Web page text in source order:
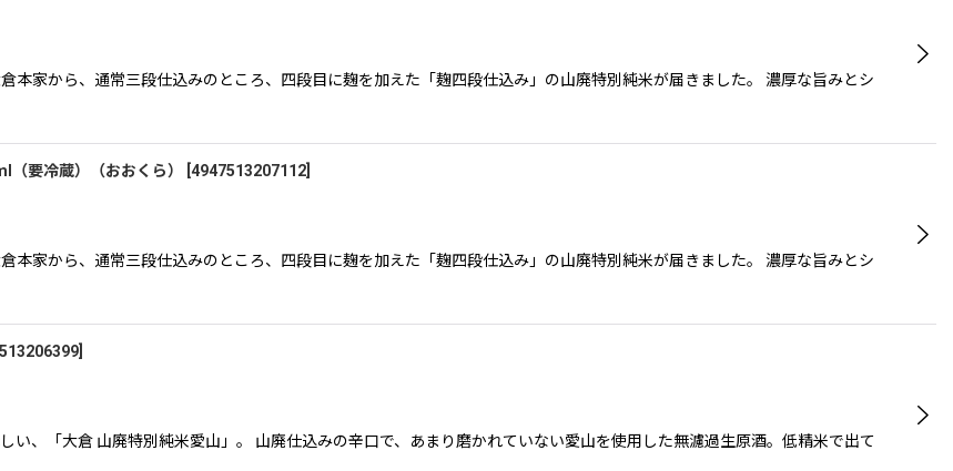
本家から、通常三段仕込みのところ、四段目に麹を加えた「麹四段仕込み」の山廃特別純米が届きました。 濃厚な旨みとシ
要冷蔵）（おおくら） 4947513207112
本家から、通常三段仕込みのところ、四段目に麹を加えた「麹四段仕込み」の山廃特別純米が届きました。 濃厚な旨みとシ
い、「大倉 山廃特別純米愛山」。 山廃仕込みの辛口で、あまり磨かれていない愛山を使用した無濾過生原酒。低精米で出て